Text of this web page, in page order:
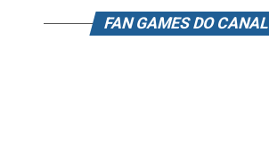
FAN GAMES DO CANAL